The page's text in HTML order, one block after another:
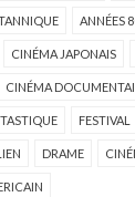
ANNÉES
CINÉMA JAPONAIS
CINÉMA
FESTIVAL
DRAME